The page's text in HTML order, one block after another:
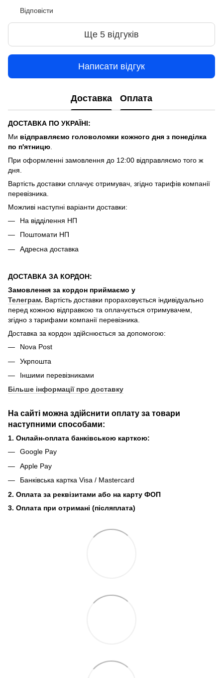
Відповісти
Ще 5 відгуків
Написати відгук
Доставка Оплата
ДОСТАВКА ПО УКРАЇНІ:
Ми відправляємо головоломки кожного дня з понеділка
по п'ятницю
При оформленні замовлення до 12:00 відправляємо того ж
дня.
Вартість доставки cплачує отримувач, згідно тарифів компанії
перевізника.
Можливі наступні варіанти доставки:
На відділення НП
Поштомати НП
Адресна доставка
ДОСТАВКА ЗА КОРДОН:
Замовлення за кордон приймаємо у
Телеграм. Вартість доставки прораховується індивідуально
перед кожною відправкою та оплачується отримувачем,
згідно з тарифами компанії перевізника.
Доставка за кордон здійснюється за допомогою:
Nova Post
Укрпошта
Іншими перевізниками
Більше інформації про доставку
На сайті можна здійснити оплату за товари
наступними способами:
1. Онлайн-оплата банківською карткою:
Google Pay
Apple Pay
Банківська картка Visa / Mastercard
2. Оплата за реквізитами або на карту ФОП
3. Оплата при отримані (післяплата)